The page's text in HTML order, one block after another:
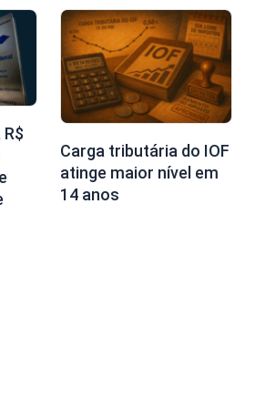
Carga tributária do IOF
atinge maior nível em
14 anos